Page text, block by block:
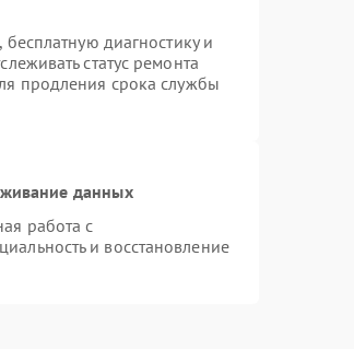
диагностику и
статус ремонта
продления срока службы
данных
работа с
и восстановление